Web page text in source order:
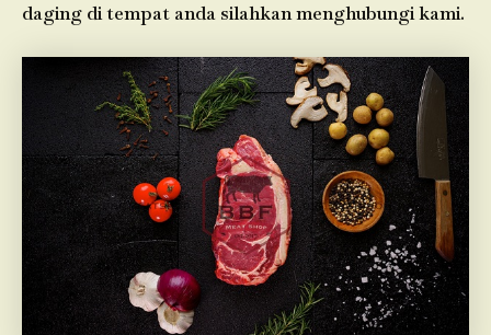
daging di tempat anda silahkan menghubungi kami.